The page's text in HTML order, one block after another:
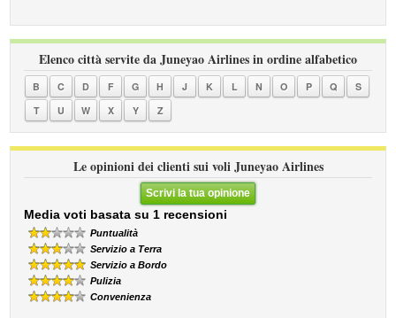
Elenco città servite da Juneyao Airlines in ordine alfabetico
B C D F G H J K L N O P Q
S
T
U W X Y Z
Le opinioni dei clienti sui voli Juneyao Airlines
Scrivi la tua opinione
Media voti basata su 1 recensioni
Puntualità
Servizio a Terra
Servizio a Bordo
Pulizia
Convenienza